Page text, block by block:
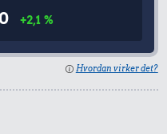
+2,1 %
Hvordan virker det?